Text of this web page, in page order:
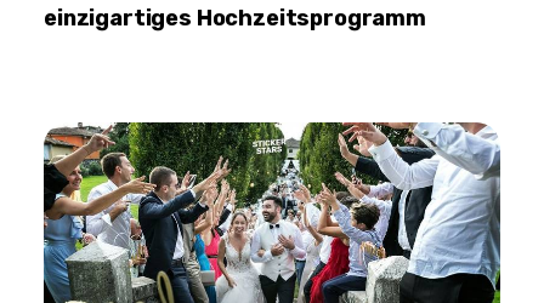
einzigartiges Hochzeitsprogramm